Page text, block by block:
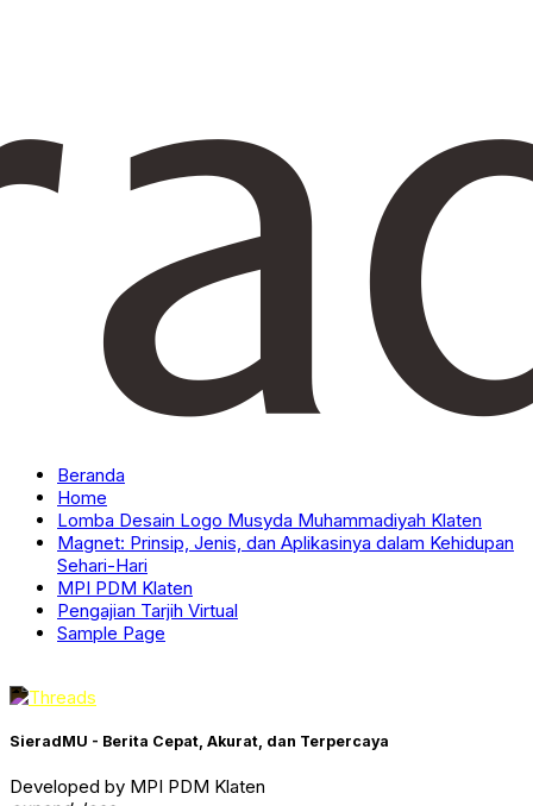
Beranda
Home
Lomba Desain Logo Musyda Muhammadiyah Klaten
Magnet: Prinsip, Jenis, dan Aplikasinya dalam Kehidupan
Sehari-Hari
MPI PDM Klaten
Pengajian Tarjih Virtual
Sample Page
SieradMU - Berita Cepat, Akurat, dan Terpercaya
Developed by MPI PDM Klaten